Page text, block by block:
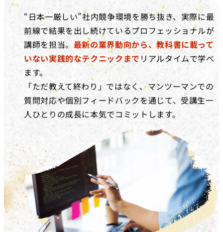
“日本一厳しい”社内競争環境を勝ち抜き、実際に最
前線で結果を出し続けているプロフェッショナルが
講師を担当。 最新の業界動向から、教科書に載って
いない実践的なテクニックまで リアルタイムで学べ
ます。
「ただ教えて終わり」ではなく、マンツーマンでの
質問対応や個別フィードバックを通じて、受講生一
人ひとりの成長に本気でコミットします。